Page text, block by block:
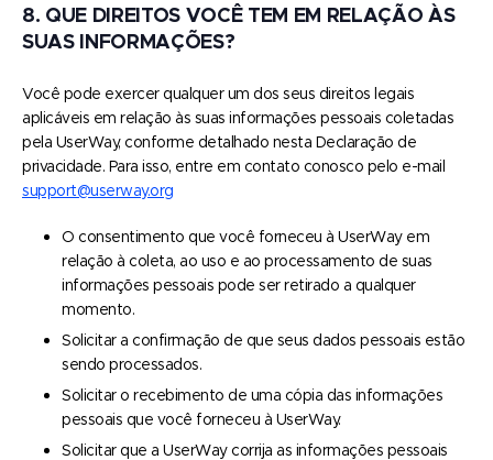
8. QUE DIREITOS VOCÊ TEM EM RELAÇÃO ÀS
SUAS INFORMAÇÕES?
Você pode exercer qualquer um dos seus direitos legais
aplicáveis em relação às suas informações pessoais coletadas
pela UserWay, conforme detalhado nesta Declaração de
privacidade. Para isso, entre em contato conosco pelo e-mail
support@userway.org
O consentimento que você forneceu à UserWay em
relação à coleta, ao uso e ao processamento de suas
informações pessoais pode ser retirado a qualquer
momento.
Solicitar a confirmação de que seus dados pessoais estão
sendo processados.
Solicitar o recebimento de uma cópia das informações
pessoais que você forneceu à UserWay.
Solicitar que a UserWay corrija as informações pessoais